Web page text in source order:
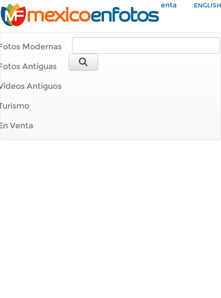
Mi Cuenta ENGLISH
Modernas
Antiguas
Antiguos
Venta